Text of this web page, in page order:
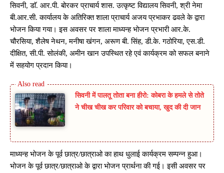
सिवनी, डाॅ. आर.पी. बोरकर प्राचार्य शास. उत्कृष्ट विद्यालय सिवनी, श्री नेमा
बी.आर.सी. कार्यालय के अतिरिक्त शाला प्राचार्य अजय प्रभाकर ढवले के द्वारा
भोजन किया गया। इस अवसर पर शाला माध्यन्ह भोजन प्रभारी आर.के.
चौरसिया, शैलेष नेथन, मनीषा खंगन, अरूण बी. सिंह, डी.के. गठोरिया, एस.डी.
दीक्षित, सी.पी. सोलंकी, अमीन खान उपस्थित रहे एवं कार्यक्रम को सफल बनाने
में सहयोग प्रदान किया।
सिवनी में पालतू तोता बना हीरो: कोबरा के हमले से तोते
ने चीख चीख कर परिवार को बचाया, खुद की दी जान
माध्यन्ह भोजन के पूर्व छात्र/छात्राओ का हाथ धुलाई कार्यक्रम सम्पन्न हुआ।
भोजन के पूर्व छात्र/छात्राओ के द्वारा भोजन प्रार्थना की गई। इसी अवसर पर